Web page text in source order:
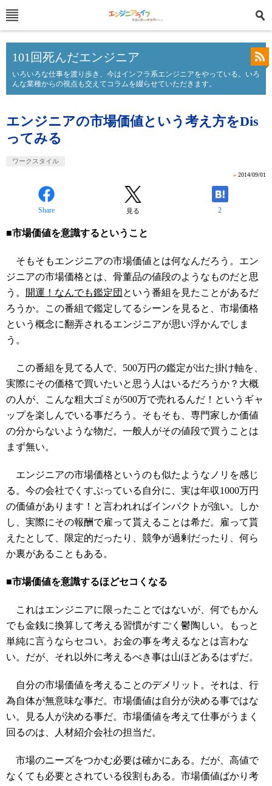
101回死んだエンジニア
いろいろな仕事を渡り歩き、今はインフラ系エンジニアをやっている。いろ
んな業種からの視点も交えてコラムを綴らせていただきます。
エンジニアの市場価値という考え方をDis
ってみる
ワークスタイル
» 2014/09/01
Share 見る 2
■市場価値を意識するということ
そもそもエンジニアの市場価値とは何なんだろう。エン
ジニアの市場価格とは、骨董品の値段のようなものだと思
う。
開運！なんでも鑑定団 という番組を見たことがあるだ
ろうか。この番組で鑑定してるシーンを見ると、市場価格
という概念に翻弄されるエンジニアが思い浮かんでしま
う。
この番組を見てる人で、500万円の鑑定が出た掛け軸を、
実際にその価格で買いたいと思う人はいるだろうか？大概
の人が、こんな粗大ゴミが500万で売れるんだ！というギャ
ップを楽しんでいる事だろう。そもそも、専門家しか価値
の分からないような物だ。一般人がその値段で買うことは
まず無い。
エンジニアの市場価格というのも似たようなノリを感じ
る。今の会社でくすぶっている自分に、実は年収1000万円
の価値があります！と言われればインパクトが強い。しか
し、実際にその報酬で雇って貰えることは希だ。雇って貰
えたとして、限定的だったり、競争が過剰だったり、何ら
か裏があることもある。
■市場価値を意識するほどセコくなる
これはエンジニアに限ったことではないが、何でもかん
でも金銭に換算して考える習慣がすごく鬱陶しい。もっと
単純に言うならセコい。お金の事を考えるなとは言わな
い。だが、それ以外に考えるべき事は山ほどあるはずだ。
自分の市場価値を考えることのデメリット。それは、行
為自体が無意味な事だ。市場価値は自分が決める事ではな
い。見る人が決める事だ。市場価値を考えて仕事がうまく
回るのは、人材紹介会社の担当だ。
市場のニーズをつかむ必要は確かにある。だが、高値で
なくても必要とされている役割もある。市場価値ばかり考